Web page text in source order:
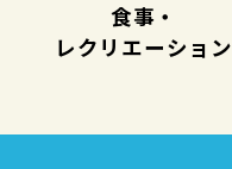
食事・
レクリエーション